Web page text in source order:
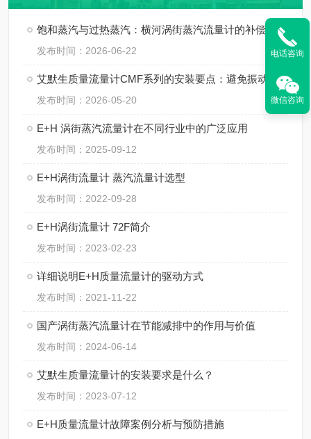
饱和蒸汽与过热蒸汽：横河涡街蒸汽流量计的补偿方式
发布时间：2026-06-22
艾默生质量流量计CMF系列的安装要点：避免振动、应力与两相流干扰
发布时间：2026-05-20
E+H 涡街蒸汽流量计在不同行业中的广泛应用
发布时间：2025-09-12
E+H涡街流量计 蒸汽流量计选型
发布时间：2022-09-28
E+H涡街流量计 72F简介
发布时间：2023-02-23
详细说明E+H质量流量计的驱动方式
发布时间：2021-11-22
国产涡街蒸汽流量计在节能减排中的作用与价值
发布时间：2024-06-14
艾默生质量流量计的安装要求是什么？
发布时间：2023-07-12
E+H质量流量计故障案例分析与预防措施
电话咨询
微信咨询